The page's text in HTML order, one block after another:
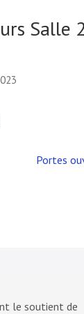
Salle
Portes
le soutient de